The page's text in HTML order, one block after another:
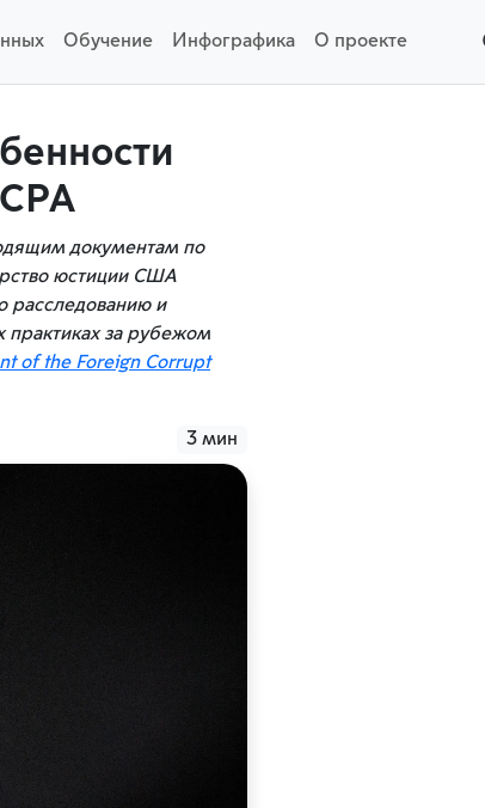
Обучение Инфографика О проекте
документам по
юстиции США
расследованию и
за рубежом
of the Foreign Corrupt
3 мин